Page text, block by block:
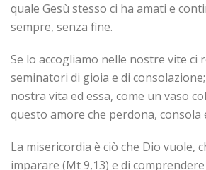
quale Gesù stesso ci ha amati e
sempre, senza fine.
Se lo accogliamo nelle nostre vite ci
seminatori di gioia e di
nostra vita ed essa, come un vaso
questo amore che perdona, consola
La misericordia è ciò che Dio vuole,
imparare (Mt 9,13) e di